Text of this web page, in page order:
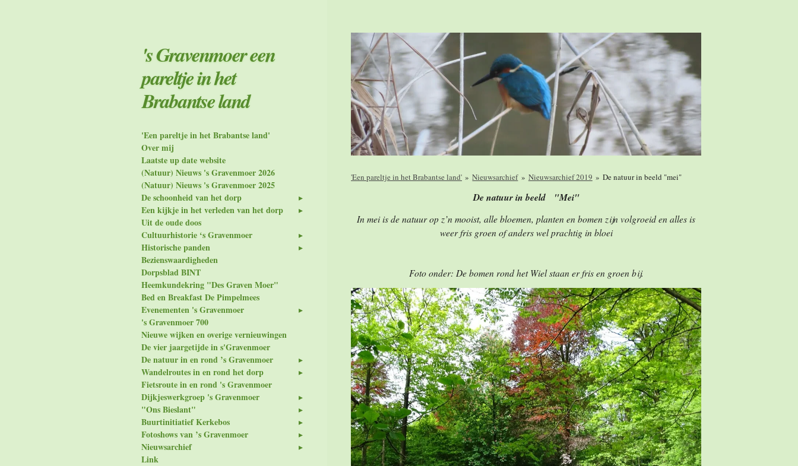
'Een pareltje in het Brabantse land' » Nieuwsarchief » Nieuwsarchief 2019 » De natuur in beeld "mei"
De natuur in beeld "Mei"
In mei is de natuur op z’n mooist, alle bloemen, planten en bomen zijn volgroeid en alles is
weer fris groen of anders wel prachtig in bloei
Foto onder: De bomen rond het Wiel staan er fris en groen bij.
's Gravenmoer een
pareltje in het
Brabantse land
'Een pareltje in het Brabantse land'
Over mij
Laatste up date website
(Natuur) Nieuws 's Gravenmoer 2026
(Natuur) Nieuws 's Gravenmoer 2025
De schoonheid van het dorp
Een kijkje in het verleden van het dorp
Uit de oude doos
Cultuurhistorie ‘s Gravenmoer
Historische panden
Bezienswaardigheden
Dorpsblad BINT
Heemkundekring "Des Graven Moer"
Bed en Breakfast De Pimpelmees
Evenementen 's Gravenmoer
's Gravenmoer 700
Nieuwe wijken en overige vernieuwingen
De vier jaargetijde in s'Gravenmoer
De natuur in en rond ’s Gravenmoer
Wandelroutes in en rond het dorp
Fietsroute in en rond 's Gravenmoer
Dijkjeswerkgroep 's Gravenmoer
"Ons Bieslant"
Buurtinitiatief Kerkebos
Fotoshows van ’s Gravenmoer
Nieuwsarchief
Link